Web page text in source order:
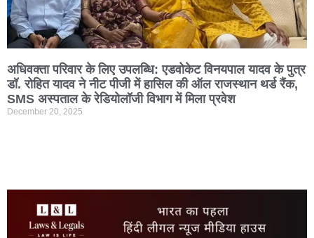
अधिवक्ता परिवार के लिए उपलब्धि: एडवोकेट विनयपाल यादव के पुत्र
डॉ. रोहित यादव ने नीट पीजी में हासिल की ऑल राजस्थान थर्ड रैंक,
SMS अस्पताल के रेडियोलॉजी विभाग में मिला प्रवेश
December 20, 2025